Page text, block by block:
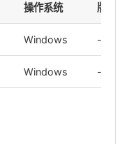
操作系统 版本
Windows -
Windows -